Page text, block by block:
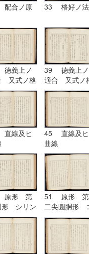
合ノ原
33 格好ノ法
義上ノ
又式ノ格
39 徳義上ノ
適合 又式ノ
好| 形
線及ヒ
45 直線及ヒ
曲線
形 第
形 シリン
51 原形 第
二尖圓胴形
ノイド